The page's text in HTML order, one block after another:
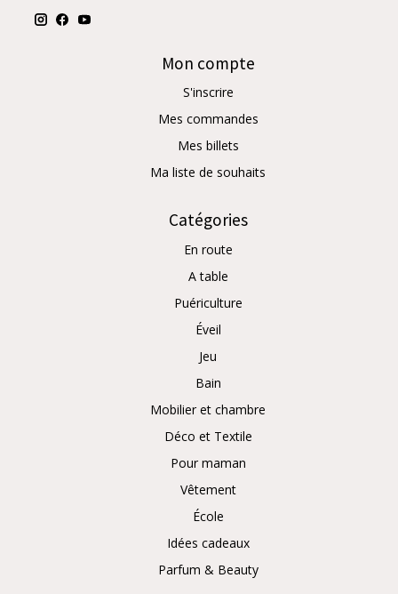
Mon compte
S'inscrire
Mes commandes
Mes billets
Ma liste de souhaits
Catégories
En route
A table
Puériculture
Éveil
Jeu
Bain
Mobilier et chambre
Déco et Textile
Pour maman
Vêtement
École
Idées cadeaux
Parfum & Beauty